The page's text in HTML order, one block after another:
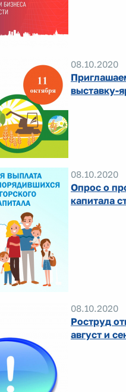
08.10.2020
выставку-
08.10.2020
Опрос о
капитала
08.10.2020
Роструд
август и